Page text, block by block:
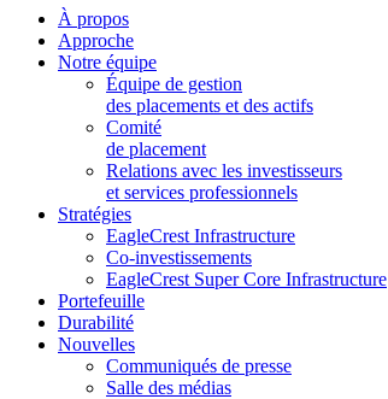
À propos
Approche
Notre équipe
Équipe de gestion
des placements et des actifs
Comité
de placement
Relations avec les investisseurs
et services professionnels
Stratégies
EagleCrest Infrastructure
Co-investissements
EagleCrest Super Core Infrastructure
Portefeuille
Durabilité
Nouvelles
Communiqués de presse
Salle des médias